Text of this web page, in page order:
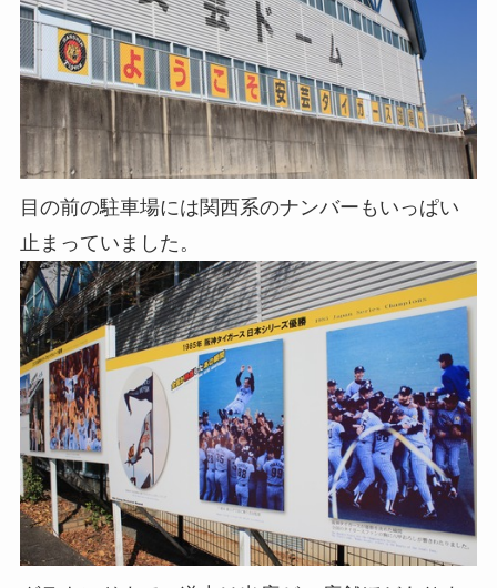
目の前の駐車場には関西系のナンバーもいっぱい
止まっていました。